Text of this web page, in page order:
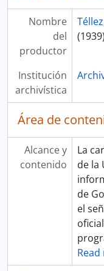
Nombre
del
productor
(1939)
Institución
archivística
Área de
Alcance y
contenido
La
de la
de
el